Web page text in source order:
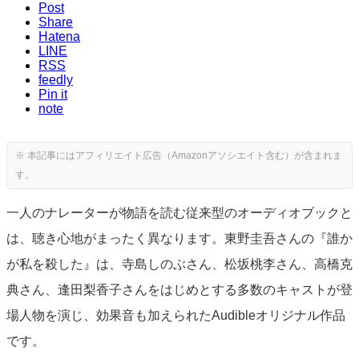
Post
Share
Hatena
LINE
RSS
feedly
Pin it
note
一人のナレーターが物語を読む従来型のオーディオブックと
は、聴き心地がまったく異なります。東野圭吾さんの『誰か
が私を殺した』は、寺島しのぶさん、松坂桃李さん、高橋克
典さん、逢田梨香子さんをはじめとする多数のキャストが登
場人物を演じ、効果音も加えられたAudibleオリジナル作品
です。